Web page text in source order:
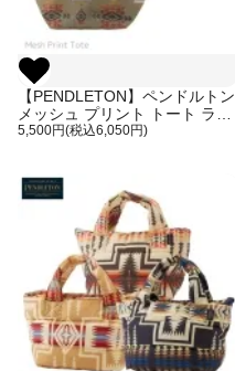
【PENDLETON】ペンドルトン
メッシュ プリント トート ラン
チバッグ ネイティブ柄
5,500円(税込6,050円)